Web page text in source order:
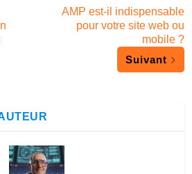
AMP est-il indispensable
pour votre site web ou
mobile ?
Suivant